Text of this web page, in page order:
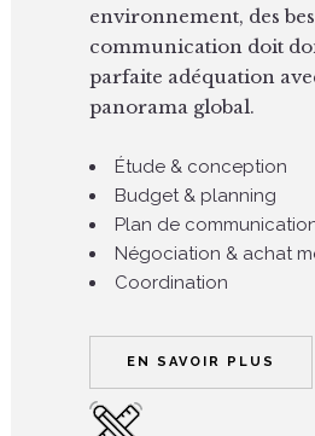
environnement, des
communication doit
parfaite adéquation
panorama global.
Étude & conception
Budget & planning
Plan de
Négociation & achat
Coordination
EN SAVOIR PLUS